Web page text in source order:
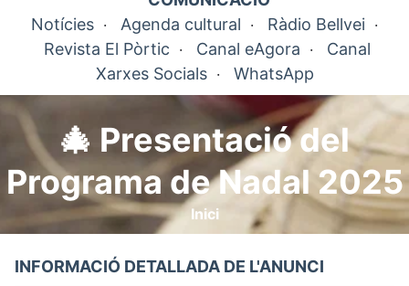
Notícies · Agenda cultural · Ràdio Bellvei ·
Revista El Pòrtic · Canal eAgora · Canal
Xarxes Socials· WhatsApp
🎄 Presentació del
Programa de Nadal 2025
Fil
d'ariadna
Inici
INFORMACIÓ DETALLADA DE L'ANUNCI